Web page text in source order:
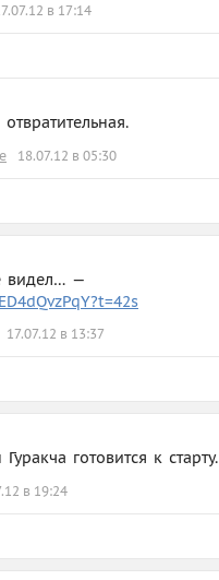
в 17:14
18.07.12 в 05:30
видел… —
17.07.12 в 13:37
готовится к старту.
в 19:24